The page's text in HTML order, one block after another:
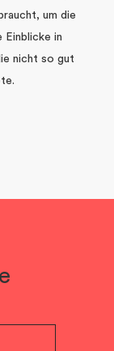
um die
Einblicke in
nicht so gut